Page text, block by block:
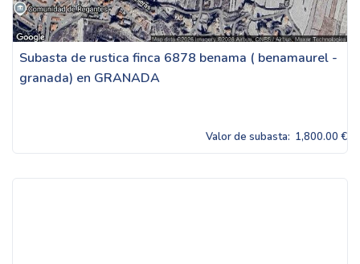
Subasta de rustica finca 6878 benama ( benamaurel -
granada) en GRANADA
Valor de subasta: 1,800.00 €